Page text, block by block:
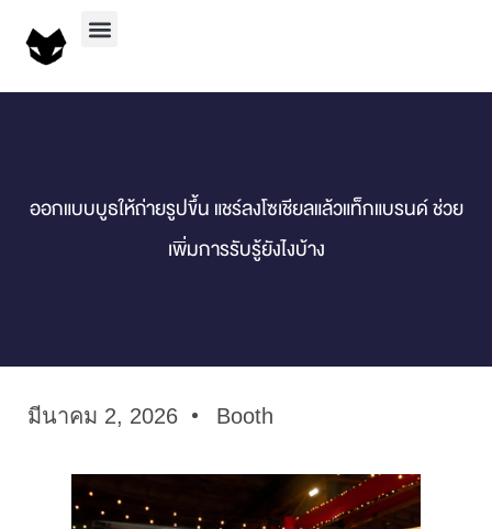
ออกแบบบูธให้ถ่ายรูปขึ้น แชร์ลงโซเชียลแล้วแท็กแบรนด์ ช่วย
เพิ่มการรับรู้ยังไงบ้าง
มีนาคม 2, 2026 Booth